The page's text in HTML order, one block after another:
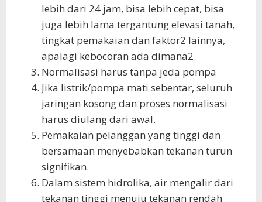
lebih dari 24 jam, bisa lebih cepat, bisa
juga lebih lama tergantung elevasi tanah,
tingkat pemakaian dan faktor2 lainnya,
apalagi kebocoran ada dimana2.
Normalisasi harus tanpa jeda pompa
Jika listrik/pompa mati sebentar, seluruh
jaringan kosong dan proses normalisasi
harus diulang dari awal.
Pemakaian pelanggan yang tinggi dan
bersamaan menyebabkan tekanan turun
signifikan.
Dalam sistem hidrolika, air mengalir dari
tekanan tinggi menuju tekanan rendah